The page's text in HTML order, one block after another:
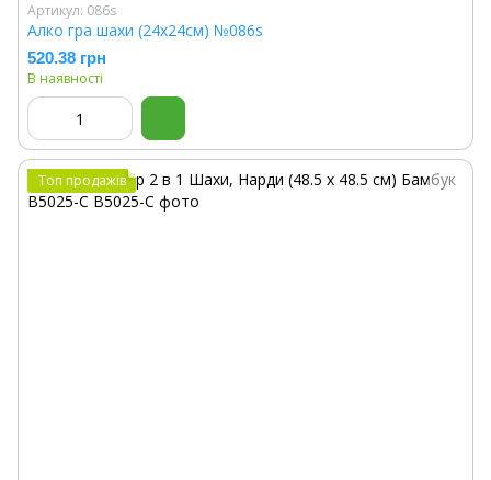
Артикул: 086s
Алко гра шахи (24х24см) №086s
520.38 грн
В наявності
Топ продажів